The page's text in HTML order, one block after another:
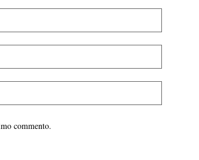
commento.